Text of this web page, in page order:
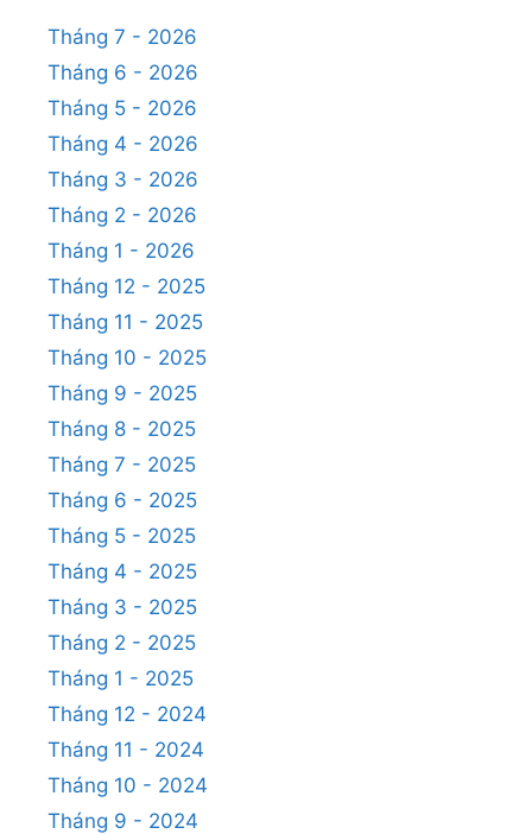
Tháng 7 - 2026
Tháng 6 - 2026
Tháng 5 - 2026
Tháng 4 - 2026
Tháng 3 - 2026
Tháng 2 - 2026
Tháng 1 - 2026
Tháng 12 - 2025
Tháng 11 - 2025
Tháng 10 - 2025
Tháng 9 - 2025
Tháng 8 - 2025
Tháng 7 - 2025
Tháng 6 - 2025
Tháng 5 - 2025
Tháng 4 - 2025
Tháng 3 - 2025
Tháng 2 - 2025
Tháng 1 - 2025
Tháng 12 - 2024
Tháng 11 - 2024
Tháng 10 - 2024
Tháng 9 - 2024